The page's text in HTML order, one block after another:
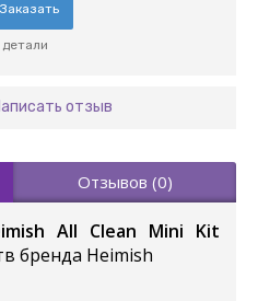
Заказать
отзыв
Отзывов (0)
All Clean Mini Kit
бренда Heimish